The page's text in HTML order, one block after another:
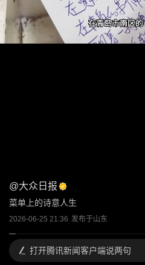
@大众日报
菜单上的诗意人生
2026-06-25 21:36 发布于山东
打开腾讯新闻客户端说两句